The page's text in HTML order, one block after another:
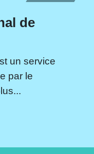
de
un service
par le